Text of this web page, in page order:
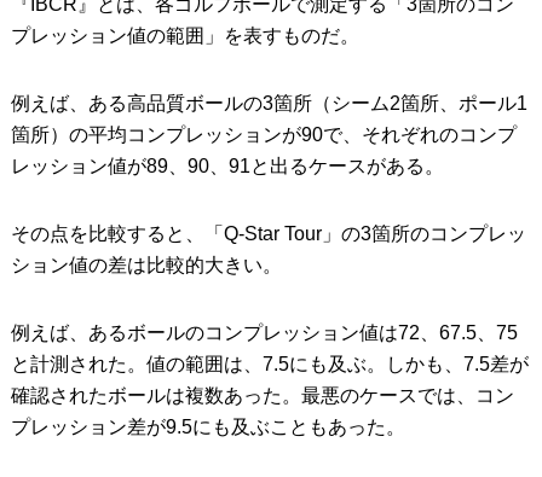
『IBCR』とは、各ゴルフボールで測定する「3箇所のコン
プレッション値の範囲」を表すものだ。
例えば、ある高品質ボールの3箇所（シーム2箇所、ポール1
箇所）の平均コンプレッションが90で、それぞれのコンプ
レッション値が89、90、91と出るケースがある。
その点を比較すると、「Q-Star Tour」の3箇所のコンプレッ
ション値の差は比較的大きい。
例えば、あるボールのコンプレッション値は72、67.5、75
と計測された。値の範囲は、7.5にも及ぶ。しかも、7.5差が
確認されたボールは複数あった。最悪のケースでは、コン
プレッション差が9.5にも及ぶこともあった。